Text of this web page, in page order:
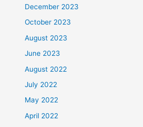
December 2023
October 2023
August 2023
June 2023
August 2022
July 2022
May 2022
April 2022